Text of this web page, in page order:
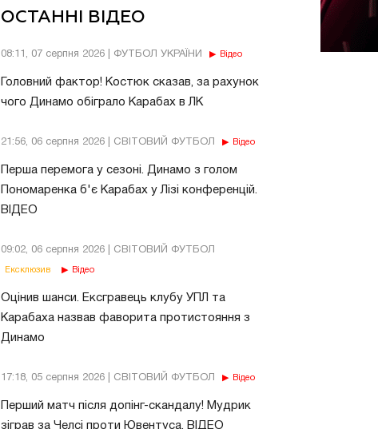
ОСТАННІ ВІДЕО
08:11, 07 серпня 2026 | ФУТБОЛ УКРАЇНИ Відео
Головний фактор! Костюк сказав, за рахунок
чого Динамо обіграло Карабах в ЛК
21:56, 06 серпня 2026 | СВІТОВИЙ ФУТБОЛ Відео
Перша перемога у сезоні. Динамо з голом
Пономаренка б'є Карабах у Лізі конференцій.
ВІДЕО
09:02, 06 серпня 2026 | СВІТОВИЙ ФУТБОЛ
Ексклюзив Відео
Оцінив шанси. Ексгравець клубу УПЛ та
Карабаха назвав фаворита протистояння з
Динамо
17:18, 05 серпня 2026 | СВІТОВИЙ ФУТБОЛ Відео
Перший матч після допінг-скандалу! Мудрик
зіграв за Челсі проти Ювентуса. ВІДЕО